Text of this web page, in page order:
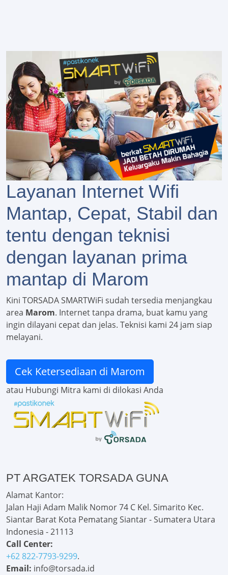
Layanan Internet Wifi
Mantap, Cepat, Stabil dan
tentu dengan teknisi
dengan layanan prima
mantap di Marom
Kini TORSADA SMARTWiFi sudah tersedia menjangkau
area Marom. Internet tanpa drama, buat kamu yang
ingin dilayani cepat dan jelas. Teknisi kami 24 jam siap
melayani.
Cek Ketersediaan di Marom
atau Hubungi Mitra kami di dilokasi Anda
PT ARGATEK TORSADA GUNA
Alamat Kantor:
Jalan Haji Adam Malik Nomor 74 C Kel. Simarito Kec.
Siantar Barat Kota Pematang Siantar - Sumatera Utara
Indonesia - 21113
Call Center:
+62 822-7793-9299.
Email: info@torsada.id